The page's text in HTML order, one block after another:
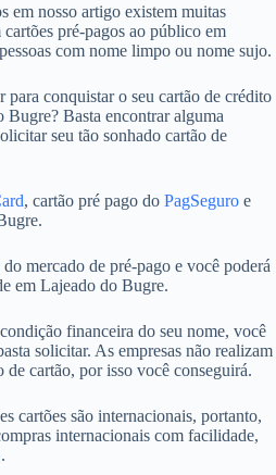
em nosso artigo existem muitas
pré-pagos ao público em
com nome limpo ou nome sujo.
para conquistar o seu cartão de crédito
Basta encontrar alguma
seu tão sonhado cartão de
, cartão pré pago do PagSeguro e
mercado de pré-pago e você poderá
em Lajeado do Bugre.
financeira do seu nome, você
solicitar. As empresas não realizam
de cartão, por isso você conseguirá.
cartões são internacionais, portanto,
internacionais com facilidade,